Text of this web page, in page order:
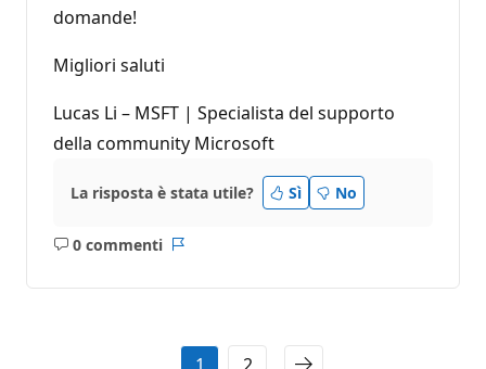
domande!
Migliori saluti
Lucas Li – MSFT | Specialista del supporto
della community Microsoft
La risposta è stata utile? Sì No
0 commenti
Nessun